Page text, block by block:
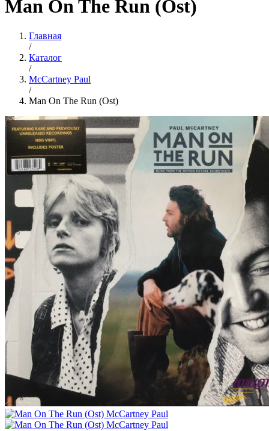
Man On The Run (Ost)
Главная
/
Каталог
/
McCartney Paul
/
Man On The Run (Ost)